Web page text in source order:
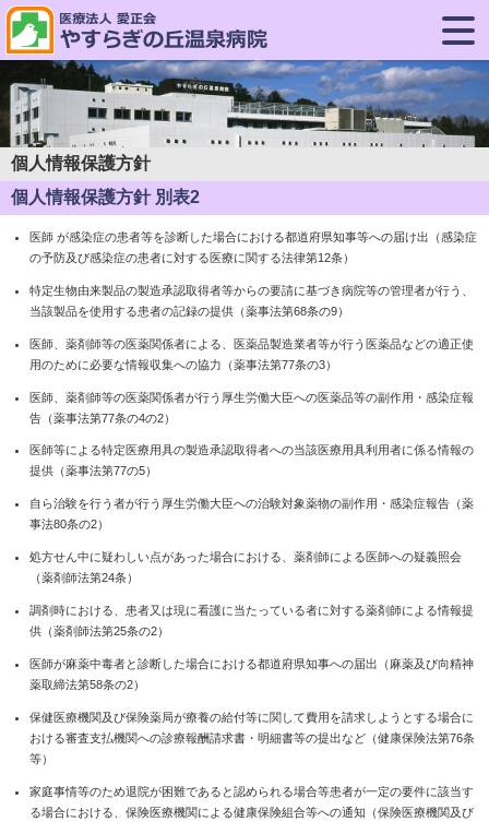
個人情報保護方針
個人情報保護方針 別表2
医師 が感染症の患者等を診断した場合における都道府県知事等への届け出（感染症
の予防及び感染症の患者に対する医療に関する法律第12条）
特定生物由来製品の製造承認取得者等からの要請に基づき病院等の管理者が行う、
当該製品を使用する患者の記録の提供（薬事法第68条の9）
医師、薬剤師等の医薬関係者による、医薬品製造業者等が行う医薬品などの適正使
用のために必要な情報収集への協力（薬事法第77条の3）
医師、薬剤師等の医薬関係者が行う厚生労働大臣への医薬品等の副作用・感染症報
告（薬事法第77条の4の2）
医師等による特定医療用具の製造承認取得者への当該医療用具利用者に係る情報の
提供（薬事法第77の5）
自ら治験を行う者が行う厚生労働大臣への治験対象薬物の副作用・感染症報告（薬
事法80条の2）
処方せん中に疑わしい点があった場合における、薬剤師による医師への疑義照会
（薬剤師法第24条）
調剤時における、患者又は現に看護に当たっている者に対する薬剤師による情報提
供（薬剤師法第25条の2）
医師が麻薬中毒者と診断した場合における都道府県知事への届出（麻薬及び向精神
薬取締法第58条の2）
保健医療機関及び保険薬局が療養の給付等に関して費用を請求しようとする場合に
おける審査支払機関への診療報酬請求書・明細書等の提出など（健康保険法第76条
等）
家庭事情等のため退院が困難であると認められる場合等患者が一定の要件に該当す
る場合における、保険医療機関による健康保険組合等への通知（保険医療機関及び